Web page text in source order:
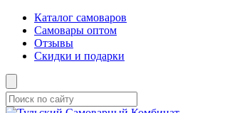
Каталог самоваров
Самовары оптом
Отзывы
Скидки и подарки